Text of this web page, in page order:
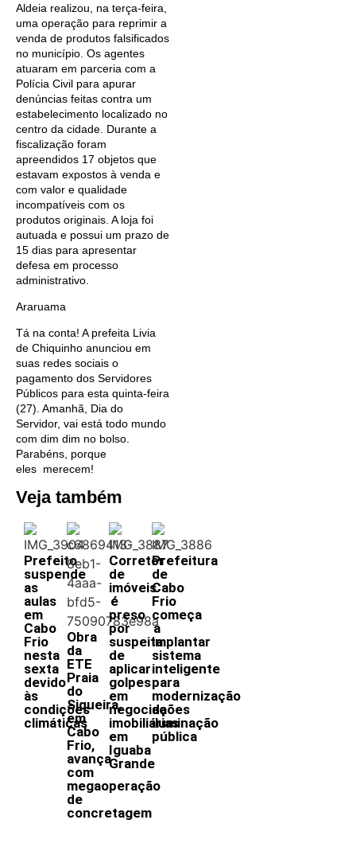
Aldeia realizou, na terça-feira,
uma operação para reprimir a
venda de produtos falsificados
no município. Os agentes
atuaram em parceria com a
Polícia Civil para apurar
denúncias feitas contra um
estabelecimento localizado no
centro da cidade. Durante a
fiscalização foram
apreendidos 17 objetos que
estavam expostos à venda e
com valor e qualidade
incompatíveis com os
produtos originais. A loja foi
autuada e possui um prazo de
15 dias para apresentar
defesa em processo
administrativo.
Araruama
Tá na conta! A prefeita Livia
de Chiquinho anunciou em
suas redes sociais o
pagamento dos Servidores
Públicos para esta quinta-feira
(27). Amanhã, Dia do
Servidor, vai está todo mundo
com dim dim no bolso.
Parabéns, porque
eles merecem!
Veja também
Prefeito
suspende
as
aulas
em
Cabo
Frio
nesta
sexta
devido
às
condições
climáticas
Obra
da
ETE
Praia
do
Siqueira,
em
Cabo
Frio,
avança
com
megaoperação
de
concretagem
Corretor
de
imóveis
é
preso
por
suspeita
de
aplicar
golpes
em
negociações
imobiliárias
em
Iguaba
Grande
Prefeitura
de
Cabo
Frio
começa
a
implantar
sistema
inteligente
para
modernização
da
iluminação
pública